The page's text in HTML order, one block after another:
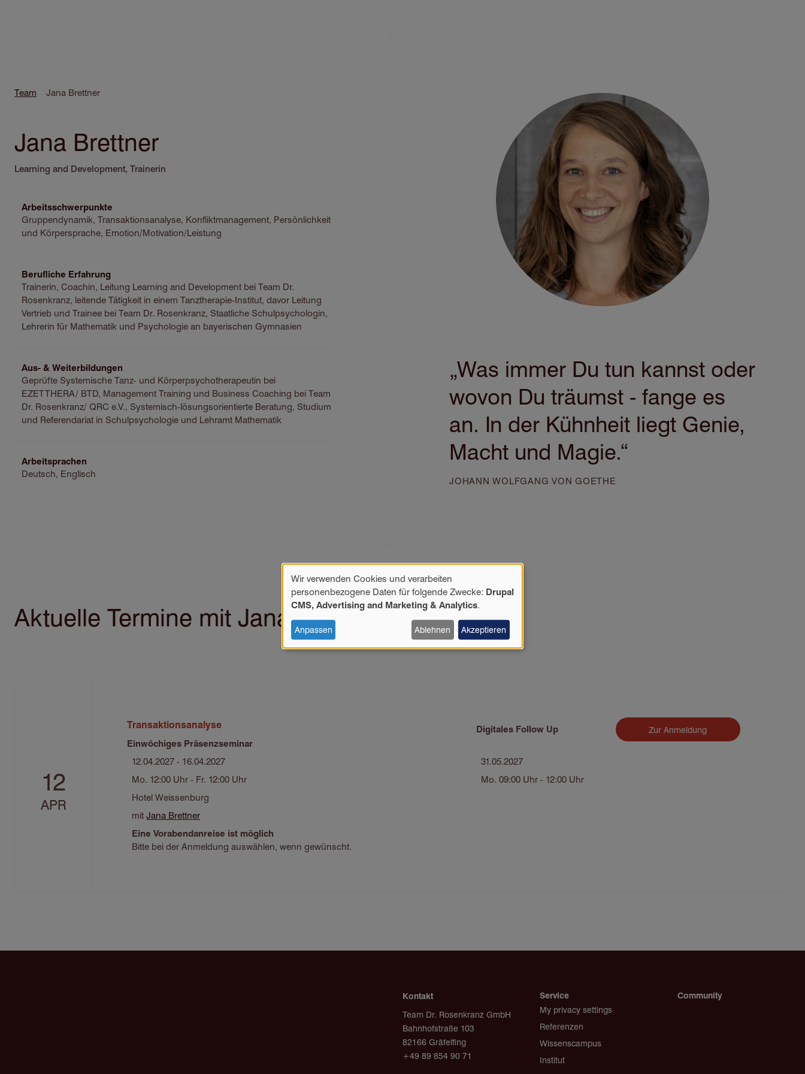
Pfadnavigation
Team Jana Brettner
Jana Brettner
Learning and Development, Trainerin
Arbeitsschwerpunkte
Gruppendynamik, Transaktionsanalyse, Konfliktmanagement, Persönlichkeit
und Körpersprache, Emotion/Motivation/Leistung
Berufliche Erfahrung
Trainerin, Coachin, Leitung Learning and Development bei Team Dr.
Rosenkranz, leitende Tätigkeit in einem Tanztherapie-Institut, davor Leitung
Vertrieb und Trainee bei Team Dr. Rosenkranz, Staatliche Schulpsychologin,
Lehrerin für Mathematik und Psychologie an bayerischen Gymnasien
Aus- & Weiterbildungen
Geprüfte Systemische Tanz- und Körperpsychotherapeutin bei
EZETTHERA/ BTD, Management Training und Business Coaching bei Team
Dr. Rosenkranz/ QRC e.V., Systemisch-lösungsorientierte Beratung, Studium
und Referendariat in Schulpsychologie und Lehramt Mathematik
Arbeitsprachen
Deutsch, Englisch
„Was immer Du tun kannst oder
wovon Du träumst - fange es
an. In der Kühnheit liegt Genie,
Macht und Magie.“
JOHANN WOLFGANG VON GOETHE
Aktuelle Termine mit Jana Brettner
12
APR
Transaktionsanalyse
Einwöchiges Präsenzseminar
12.04.2027 - 16.04.2027
Mo. 12:00 Uhr - Fr. 12:00 Uhr
Hotel Weissenburg
mitJana Brettner
Eine Vorabendanreise ist möglich
Bitte bei der Anmeldung auswählen, wenn gewünscht.
Digitales Follow Up
31.05.2027
Mo. 09:00 Uhr - 12:00 Uhr
Zur Anmeldung
Kontakt
Team Dr. Rosenkranz GmbH
Bahnhofstraße 103
82166 Gräfelfing
+49 89 854 90 71
Service
My privacy settings
Referenzen
Wissenscampus
Institut
Community
Verwendung
personenbezogener
Daten
und
Cookies
Wir verwenden Cookies und verarbeiten
personenbezogene Daten für folgende Zwecke: Drupal
CMS, Advertising and Marketing & Analytics.
Anpassen Ablehnen Akzeptieren